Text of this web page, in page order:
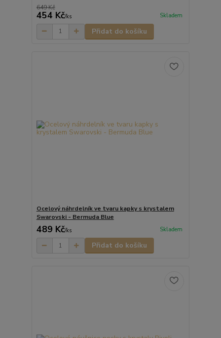
649 Kč
454 Kč/ks Skladem
Přidat do košíku
Ocelový náhrdelník ve tvaru kapky s krystalem
Swarovski - Bermuda Blue
489 Kč/ks Skladem
Přidat do košíku